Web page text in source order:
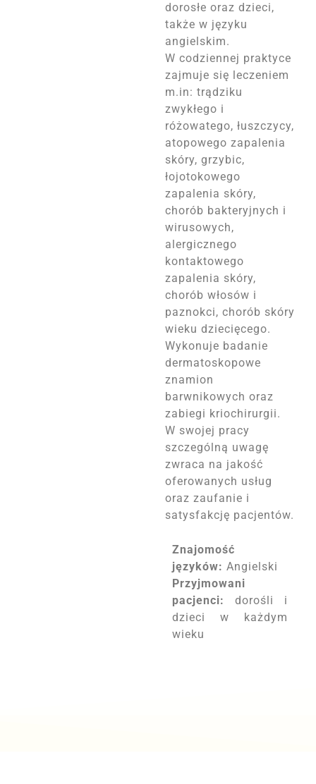
dorosłe oraz dzieci,
także w języku
angielskim.
W codziennej praktyce
zajmuje się leczeniem
m.in: trądziku
zwykłego i
różowatego, łuszczycy,
atopowego zapalenia
skóry, grzybic,
łojotokowego
zapalenia skóry,
chorób bakteryjnych i
wirusowych,
alergicznego
kontaktowego
zapalenia skóry,
chorób włosów i
paznokci, chorób skóry
wieku dziecięcego.
Wykonuje badanie
dermatoskopowe
znamion
barwnikowych oraz
zabiegi kriochirurgii.
W swojej pracy
szczególną uwagę
zwraca na jakość
oferowanych usług
oraz zaufanie i
satysfakcję pacjentów.
Znajomość
języków: Angielski
Przyjmowani
pacjenci:
dorośli i
dzieci w każdym
wieku